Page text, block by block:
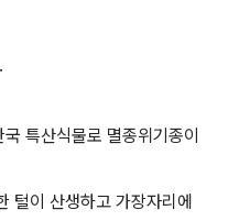
특산식물로 멸종위기종이
털이 산생하고 가장자리에